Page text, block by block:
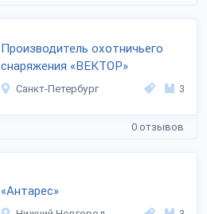
Производитель охотничьего
снаряжения «ВЕКТОР»
Санкт-Петербург 3
0 отзывов
«Антарес»